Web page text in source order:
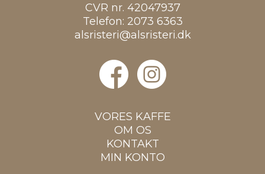
CVR nr. 42047937
Telefon: 2073 6363
alsristeri@alsristeri.dk
VORES KAFFE
OM OS
KONTAKT
MIN KONTO